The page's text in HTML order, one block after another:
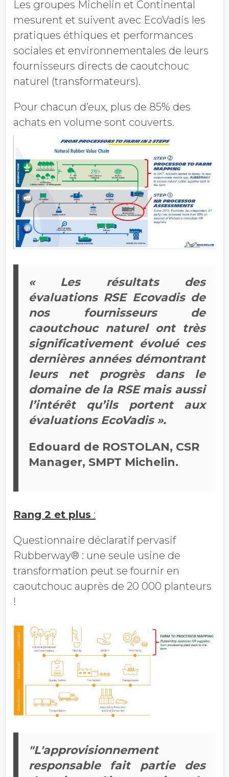
Les groupes Michelin et Continental
mesurent et suivent avec EcoVadis les
pratiques éthiques et performances
sociales et environnementales de leurs
fournisseurs directs de caoutchouc
naturel (transformateurs).
Pour chacun d’eux, plus de 85% des
achats en volume sont couverts.
« Les résultats des
évaluations RSE Ecovadis de
nos fournisseurs de
caoutchouc naturel ont très
significativement évolué ces
dernières années démontrant
leurs net progrès dans le
domaine de la RSE mais aussi
l’intérêt qu’ils portent aux
évaluations EcoVadis ».
Edouard de ROSTOLAN, CSR
Manager, SMPT Michelin.
Rang 2 et plus :
Questionnaire déclaratif pervasif
Rubberway® : une seule usine de
transformation peut se fournir en
caoutchouc auprès de 20 000 planteurs
!
"L'approvisionnement
responsable fait partie des